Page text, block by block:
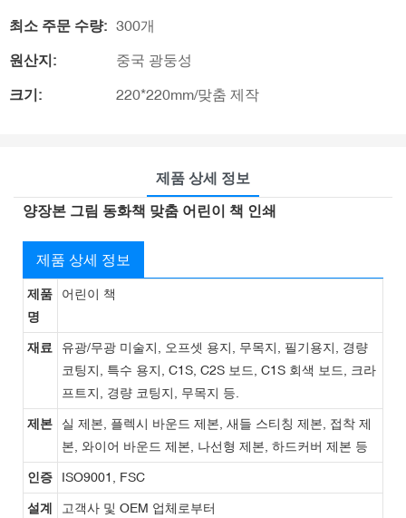
최소 주문 수량: 300개
원산지: 중국 광둥성
크기: 220*220mm/맞춤 제작
제품 상세 정보
양장본 그림 동화책 맞춤 어린이 책 인쇄
제품 상세 정보
제품
명
어린이 책
재료
유광/무광 미술지, 오프셋 용지, 무목지, 필기용지, 경량
코팅지, 특수 용지, C1S, C2S 보드, C1S 회색 보드, 크라
프트지, 경량 코팅지, 무목지 등.
제본
실 제본, 플렉시 바운드 제본, 새들 스티칭 제본, 접착 제
본, 와이어 바운드 제본, 나선형 제본, 하드커버 제본 등
인증 ISO9001, FSC
설계 고객사 및 OEM 업체로부터